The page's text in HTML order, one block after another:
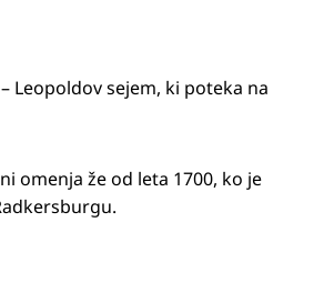
Leopoldov sejem, ki poteka na
omenja že od leta 1700, ko je